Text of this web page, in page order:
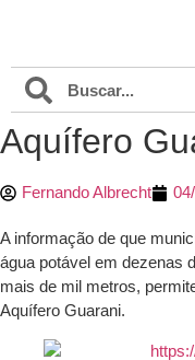
Aquífero
Fernando Albrecht
A informação de que
água potável em dezenas
mais de mil metros,
Aquífero Guarani.